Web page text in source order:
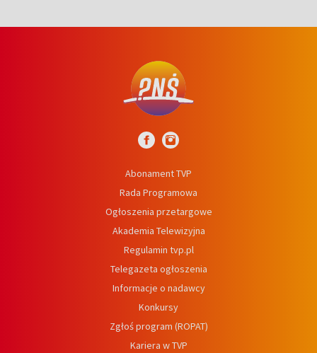
Abonament TVP
Rada Programowa
Ogłoszenia przetargowe
Akademia Telewizyjna
Regulamin tvp.pl
Telegazeta ogłoszenia
Informacje o nadawcy
Konkursy
Zgłoś program (ROPAT)
Kariera w TVP